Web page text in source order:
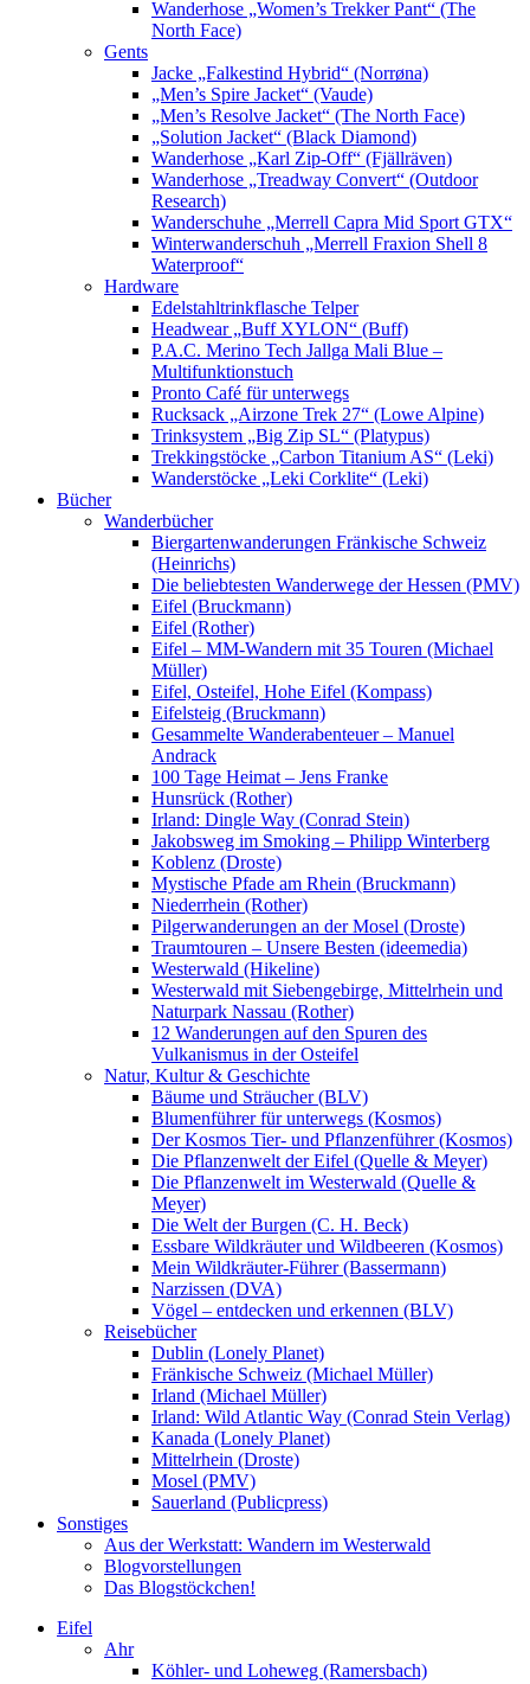
Wanderhose „Women’s Trekker Pant“ (The
North Face)
Gents
Jacke „Falkestind Hybrid“ (Norrøna)
„Men’s Spire Jacket“ (Vaude)
„Men’s Resolve Jacket“ (The North Face)
„Solution Jacket“ (Black Diamond)
Wanderhose „Karl Zip-Off“ (Fjällräven)
Wanderhose „Treadway Convert“ (Outdoor
Research)
Wanderschuhe „Merrell Capra Mid Sport GTX“
Winterwanderschuh „Merrell Fraxion Shell 8
Waterproof“
Hardware
Edelstahltrinkflasche Telper
Headwear „Buff XYLON“ (Buff)
P.A.C. Merino Tech Jallga Mali Blue –
Multifunktionstuch
Pronto Café für unterwegs
Rucksack „Airzone Trek 27“ (Lowe Alpine)
Trinksystem „Big Zip SL“ (Platypus)
Trekkingstöcke „Carbon Titanium AS“ (Leki)
Wanderstöcke „Leki Corklite“ (Leki)
Bücher
Wanderbücher
Biergartenwanderungen Fränkische Schweiz
(Heinrichs)
Die beliebtesten Wanderwege der Hessen (PMV)
Eifel (Bruckmann)
Eifel (Rother)
Eifel – MM-Wandern mit 35 Touren (Michael
Müller)
Eifel, Osteifel, Hohe Eifel (Kompass)
Eifelsteig (Bruckmann)
Gesammelte Wanderabenteuer – Manuel
Andrack
100 Tage Heimat – Jens Franke
Hunsrück (Rother)
Irland: Dingle Way (Conrad Stein)
Jakobsweg im Smoking – Philipp Winterberg
Koblenz (Droste)
Mystische Pfade am Rhein (Bruckmann)
Niederrhein (Rother)
Pilgerwanderungen an der Mosel (Droste)
Traumtouren – Unsere Besten (ideemedia)
Westerwald (Hikeline)
Westerwald mit Siebengebirge, Mittelrhein und
Naturpark Nassau (Rother)
12 Wanderungen auf den Spuren des
Vulkanismus in der Osteifel
Natur, Kultur & Geschichte
Bäume und Sträucher (BLV)
Blumenführer für unterwegs (Kosmos)
Der Kosmos Tier- und Pflanzenführer (Kosmos)
Die Pflanzenwelt der Eifel (Quelle & Meyer)
Die Pflanzenwelt im Westerwald (Quelle &
Meyer)
Die Welt der Burgen (C. H. Beck)
Essbare Wildkräuter und Wildbeeren (Kosmos)
Mein Wildkräuter-Führer (Bassermann)
Narzissen (DVA)
Vögel – entdecken und erkennen (BLV)
Reisebücher
Dublin (Lonely Planet)
Fränkische Schweiz (Michael Müller)
Irland (Michael Müller)
Irland: Wild Atlantic Way (Conrad Stein Verlag)
Kanada (Lonely Planet)
Mittelrhein (Droste)
Mosel (PMV)
Sauerland (Publicpress)
Sonstiges
Aus der Werkstatt: Wandern im Westerwald
Blogvorstellungen
Das Blogstöckchen!
Eifel
Ahr
Köhler- und Loheweg (Ramersbach)